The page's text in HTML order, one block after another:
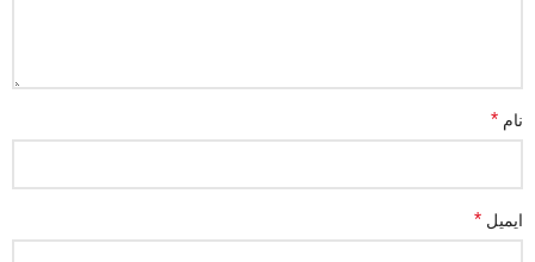
نام *
ایمیل *